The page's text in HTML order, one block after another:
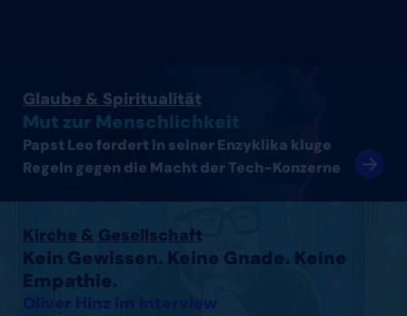
Glaube & Spiritualität
Mut zur Menschlichkeit
Papst Leo fordert in seiner Enzyklika kluge
Regeln gegen die Macht der Tech-Konzerne
Kirche & Gesellschaft
Kein Gewissen. Keine Gnade. Keine
Empathie.
Oliver Hinz im Interview